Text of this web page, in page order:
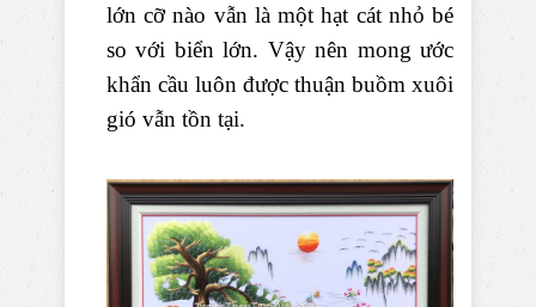
lớn cỡ nào vẫn là một hạt cát nhỏ bé
so với biển lớn. Vậy nên mong ước
khẩn cầu luôn được thuận buồm xuôi
gió vẫn tồn tại.